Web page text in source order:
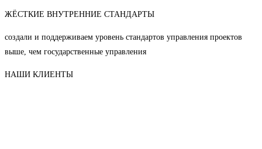
ЖЁСТКИЕ ВНУТРЕННИЕ СТАНДАРТЫ
создали и поддерживаем уровень стандартов управления проектов
выше, чем государственные управления
НАШИ КЛИЕНТЫ